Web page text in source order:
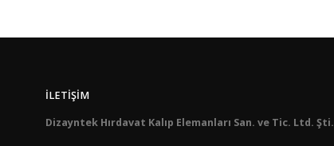
İLETIŞIM
Dizayntek Hırdavat Kalıp Elemanları San. ve Tic. Ltd. Şti.